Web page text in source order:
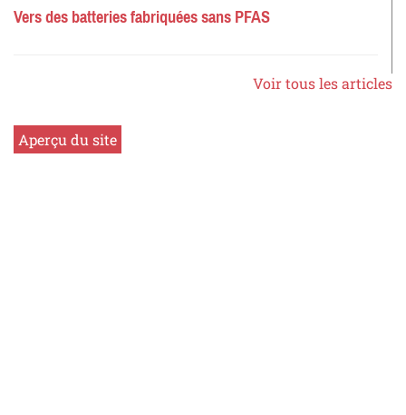
Vers des batteries fabriquées sans PFAS
Voir tous les articles
Aperçu du site